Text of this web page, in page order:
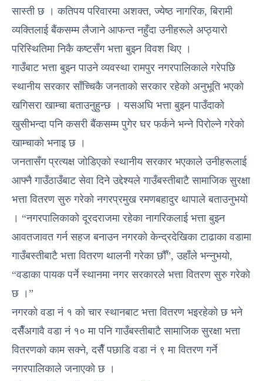
सास्ती छ । कतिपय परिवारमा अशक्त, ज्येष्ठ नागरिक, बिरामी
व्यक्तिलाई बैंकसम्म लैजाने आफन्त नहुँदा उनीहरूले अप्ठ्यारो
परिस्थितिमा निकै कष्टसँग भत्ता बुझ्न विवश थिए ।
गाउँबाट भत्ता बुझ्न पाउने व्यवस्था रामपुर नगरपालिकाले गरेपछि
स्थानीय सरकार साँच्चिकै जनताको सरकार रहेको अनुभूति भएको
खगिसरा खाम्चा बताउनुहुन्छ । यसअघि भत्ता बुझ्न पाउँदाको
खुसीभन्दा पनि कसरी बैंकसम्म पुगेर घर फर्कने भन्ने पिरोल्ने गरेको
खाम्चाको भनाइ छ ।
जनतासँग प्रत्यक्ष जोडिएको स्थानीय सरकार भएकाले उनीहरूलाई
आफ्नै गाउँठाउँबाट सेवा दिने उद्देश्यले गाउँबस्तीबाटै सामाजिक सुरक्षा
भत्ता वितरण सुरु गरेको नगरप्रमुख रमणबहादुर थापाले बताउनुभयो
। “नगरपालिकाको दूरदराजमा रहेका नागरिकलाई भत्ता बुझ्न
आवतजावत गर्न सहज बनाउन नगरको केन्द्रदेखिका टाढाका वडामा
गाउँबस्तीबाटै भत्ता वितरण थालनी गरेका छौँ”, उहाँले भन्नुभयो,
“वडाका पायक पर्ने स्थानमा नगर सरकारले भत्ता वितरण सुरु गरेको
छ ।”
नगरको वडा नं १ को चार स्थानबाट भत्ता वितरण भइरहेको छ भने
दसैँअगावै वडा नं १० मा पनि गाउँबस्तीबाटै सामाजिक सुरक्षा भत्ता
वितरणको काम सक्ने, दसैँ पछाडि वडा नं ९ मा वितरण गर्ने
नगरपालिकाले जनाएको छ ।